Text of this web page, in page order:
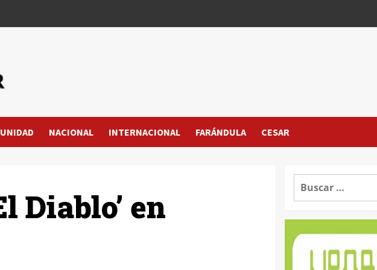
NACIONAL INTERNACIONAL FARÁNDULA CESAR
Diablo’ en
Buscar: